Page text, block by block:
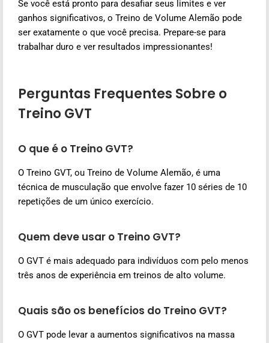
Se você está pronto para desafiar seus limites e ver
ganhos significativos, o Treino de Volume Alemão pode
ser exatamente o que você precisa. Prepare-se para
trabalhar duro e ver resultados impressionantes!
Perguntas Frequentes Sobre o
Treino GVT
O que é o Treino GVT?
O Treino GVT, ou Treino de Volume Alemão, é uma
técnica de musculação que envolve fazer 10 séries de 10
repetições de um único exercício.
Quem deve usar o Treino GVT?
O GVT é mais adequado para indivíduos com pelo menos
três anos de experiência em treinos de alto volume.
Quais são os benefícios do Treino GVT?
O GVT pode levar a aumentos significativos na massa